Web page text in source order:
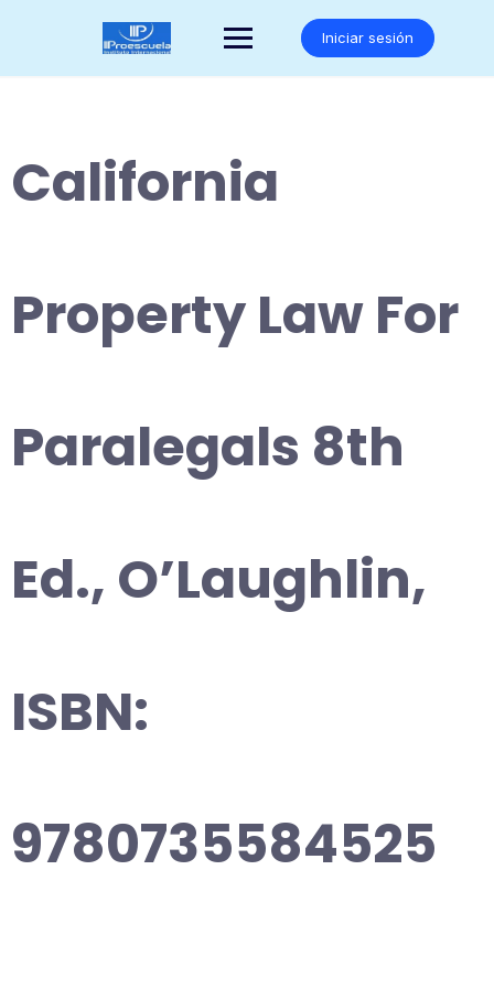
Iniciar sesión
California
Property Law For
Paralegals 8th
Ed., O’Laughlin,
ISBN:
9780735584525